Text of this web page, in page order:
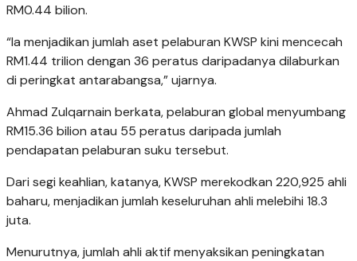
RM0.44 bilion.
“Ia menjadikan jumlah aset pelaburan KWSP kini mencecah
RM1.44 trilion dengan 36 peratus daripadanya dilaburkan
di peringkat antarabangsa,” ujarnya.
Ahmad Zulqarnain berkata, pelaburan global menyumbang
RM15.36 bilion atau 55 peratus daripada jumlah
pendapatan pelaburan suku tersebut.
Dari segi keahlian, katanya, KWSP merekodkan 220,925 ahli
baharu, menjadikan jumlah keseluruhan ahli melebihi 18.3
juta.
Menurutnya, jumlah ahli aktif menyaksikan peningkatan